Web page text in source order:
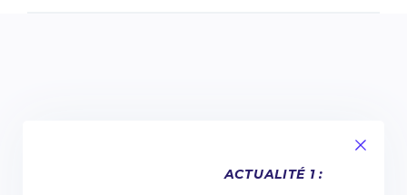
ACTUALITÉ 1 :